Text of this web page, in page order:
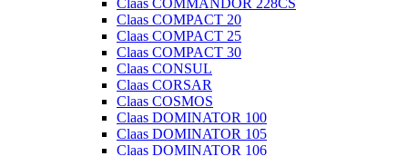
Claas COMMANDOR 228CS
Claas COMPACT 20
Claas COMPACT 25
Claas COMPACT 30
Claas CONSUL
Claas CORSAR
Claas COSMOS
Claas DOMINATOR 100
Claas DOMINATOR 105
Claas DOMINATOR 106